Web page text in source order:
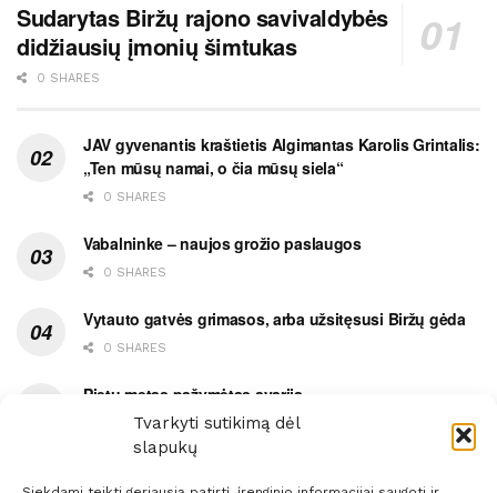
Tvarkyti sutikimą dėl
slapukų
Sudarytas Biržų rajono savivaldybės
didžiausių įmonių šimtukas
0 SHARES
JAV gyvenantis kraštietis Algimantas Karolis Grintalis:
„Ten mūsų namai, o čia mūsų siela“
0 SHARES
Vabalninke – naujos grožio paslaugos
0 SHARES
Vytauto gatvės grimasos, arba užsitęsusi Biržų gėda
0 SHARES
Pietų metas pažymėtas avarija
0 SHARES